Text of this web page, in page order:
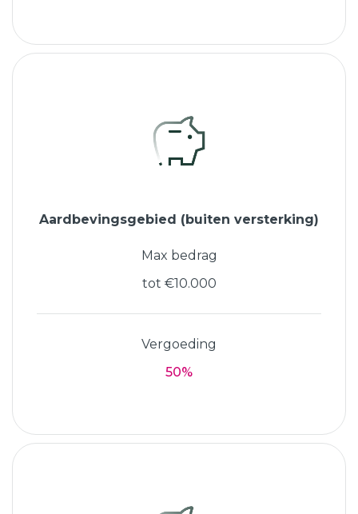
Aardbevingsgebied (buiten versterking)
Max bedrag
tot €10.000
Vergoeding
50%